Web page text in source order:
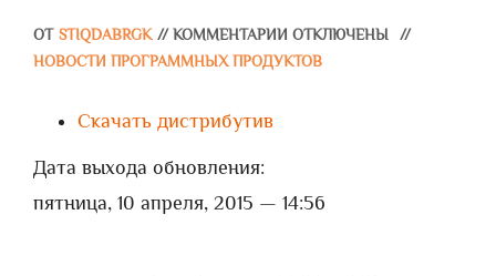
ОТ STIQDABRGK // КОММЕНТАРИИ ОТКЛЮЧЕНЫ
//
НОВОСТИ ПРОГРАММНЫХ ПРОДУКТОВ
Скачать дистрибутив
Дата выхода обновления:
пятница, 10 апреля, 2015 — 14:56